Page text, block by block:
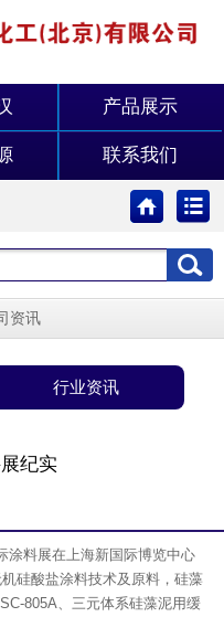
产品展示
联系我们
资讯
行业资讯
纪实
料展在上海新国际博览中心
硅酸盐涂料技术及原料，硅藻
805A、三元体系硅藻泥用缓